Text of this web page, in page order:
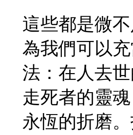
這些都是微
為我們可以
法：在人去
走死者的靈
永恆的折磨